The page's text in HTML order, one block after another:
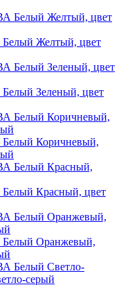
Белый Желтый, цвет
Зеленый, цвет
Белый Коричневый,
Красный, цвет
Белый Оранжевый,